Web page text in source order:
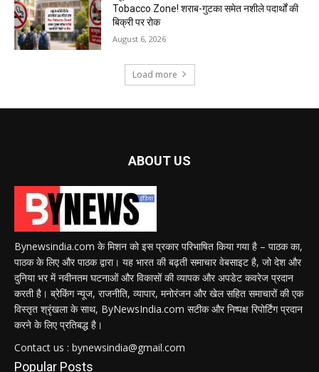
Tobacco Zone! शराब-गुटका समेत नशीले पदार्थों की
बिक्री पर रोक
August 6, 2026
Load more
ABOUT US
Bynewsindia.com के मिशन को इस प्रकार परिभाषित किया गया है – पाठक का,
पाठक के लिए और पाठक द्वारा। यह भारत की बढ़ती समाचार वेबसाइट है, जो देश और
दुनिया भर में नवीनतम घटनाओं और विकासों की व्यापक और अपडेट कवरेज प्रदान
करती है। ब्रेकिंग न्यूज, राजनीति, व्यापार, मनोरंजन और खेल सहित समाचारों की एक
विस्तृत श्रृंखला के साथ, ByNewsIndia.com सटीक और निष्पक्ष रिपोर्टिंग प्रदान
करने के लिए प्रतिबद्ध है।
Contact us : bynewsindia@gmail.com
Popular Posts